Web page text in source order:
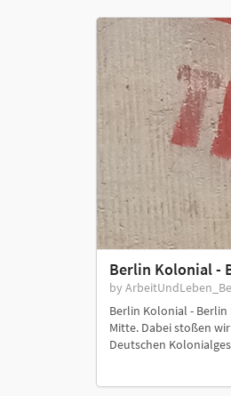
Berlin Kolonial -
by
Berlin Kolonial -
Mitte. Dabei stoßen
Deutschen